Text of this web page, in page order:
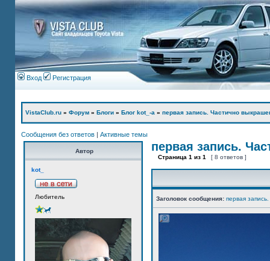
Вход Регистрация
VistaClub.ru » Форум » Блоги » Блог kot_-а » первая запись. Частично
Сообщения без ответов | Активные темы
Автор
kot_
Любитель
первая запись.
Страница 1 из 1 [ 8 ответов ]
Заголовок сообщения: первая